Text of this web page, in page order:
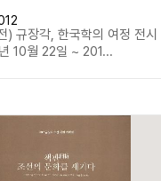
) 규장각, 한국학의 여정 전시
10월 22일 ~ 201...